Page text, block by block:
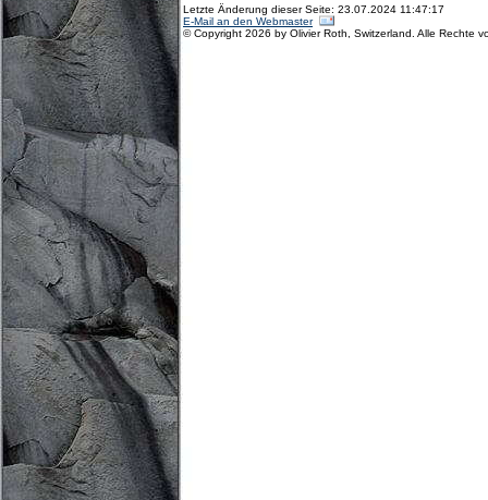
Letzte Änderung dieser Seite: 23.07.2024 11:47:17
E-Mail an den Webmaster
© Copyright 2026 by Olivier Roth, Switzerland. Alle Rechte